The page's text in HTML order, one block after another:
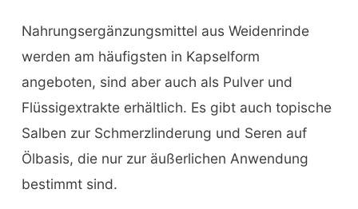
Nahrungsergänzungsmittel aus Weidenrinde
werden am häufigsten in Kapselform
angeboten, sind aber auch als Pulver und
Flüssigextrakte erhältlich. Es gibt auch topische
Salben zur Schmerzlinderung und Seren auf
Ölbasis, die nur zur äußerlichen Anwendung
bestimmt sind.